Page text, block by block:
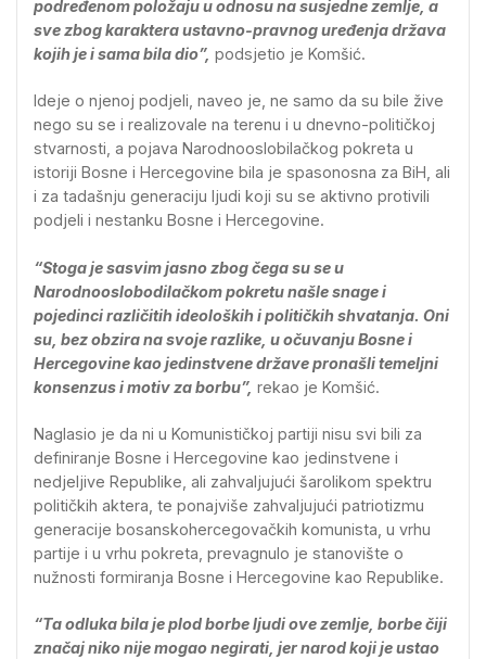
podređenom položaju u odnosu na susjedne zemlje, a
sve zbog karaktera ustavno-pravnog uređenja država
kojih je i sama bila dio”, podsjetio je Komšić.
Ideje o njenoj podjeli, naveo je, ne samo da su bile žive
nego su se i realizovale na terenu i u dnevno-političkoj
stvarnosti, a pojava Narodnooslobilačkog pokreta u
istoriji Bosne i Hercegovine bila je spasonosna za BiH, ali
i za tadašnju generaciju ljudi koji su se aktivno protivili
podjeli i nestanku Bosne i Hercegovine.
“Stoga je sasvim jasno zbog čega su se u
Narodnooslobodilačkom pokretu našle snage i
pojedinci različitih ideoloških i političkih shvatanja. Oni
su, bez obzira na svoje razlike, u očuvanju Bosne i
Hercegovine kao jedinstvene države pronašli temeljni
konsenzus i motiv za borbu”, rekao je Komšić.
Naglasio je da ni u Komunističkoj partiji nisu svi bili za
definiranje Bosne i Hercegovine kao jedinstvene i
nedjeljive Republike, ali zahvaljujući šarolikom spektru
političkih aktera, te ponajviše zahvaljujući patriotizmu
generacije bosanskohercegovačkih komunista, u vrhu
partije i u vrhu pokreta, prevagnulo je stanovište o
nužnosti formiranja Bosne i Hercegovine kao Republike.
“Ta odluka bila je plod borbe ljudi ove zemlje, borbe čiji
značaj niko nije mogao negirati, jer narod koji je ustao